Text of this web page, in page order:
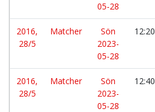
05-28
2016,
28/5
Matcher
Sön
2023-
05-28
12:20
2016,
28/5
Matcher
Sön
2023-
05-28
12:40